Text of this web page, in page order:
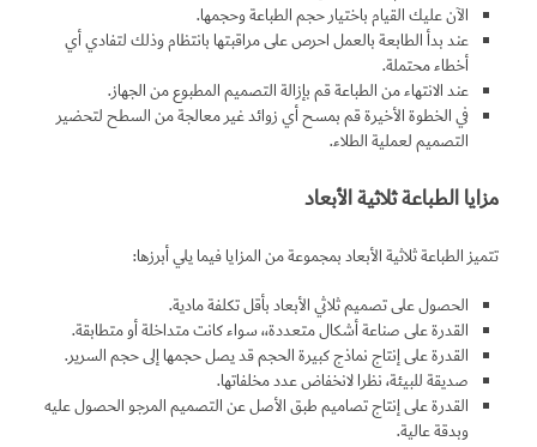
الآن عليك القيام باختيار حجم الطباعة وحجمها.
عند بدأ الطابعة بالعمل احرص على مراقبتها بانتظام وذلك لتفادي أي
أخطاء محتملة.
عند الانتهاء من الطباعة قم بإزالة التصميم المطبوع من الجهاز.
في الخطوة الأخيرة قم بمسح أي زوائد غير معالجة من السطح لتحضير
التصميم لعملية الطلاء.
مزايا الطباعة ثلاثية الأبعاد
تتميز الطباعة ثلاثية الأبعاد بمجموعة من المزايا فيما يلي أبرزها:
الحصول على تصميم ثلاثي الأبعاد بأقل تكلفة مادية.
القدرة على صناعة أشكال متعددة،، سواء كانت متداخلة أو متطابقة.
القدرة على إنتاج نماذج كبيرة الحجم قد يصل حجمها إلى حجم السرير.
صديقة للبيئة، نظرا لانخفاض عدد مخلفاتها.
القدرة على إنتاج تصاميم طبق الأصل عن التصميم المرجو الحصول عليه
وبدقة عالية.